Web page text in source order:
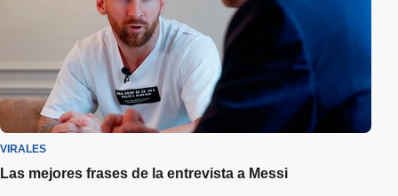
VIRALES
Las mejores frases de la entrevista a Messi